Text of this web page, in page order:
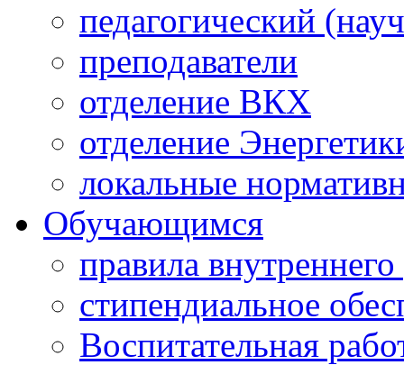
педагогический
преподаватели
отделение ВКХ
отделение
локальные
Обучающимся
правила
стипендиальное
Воспитательная